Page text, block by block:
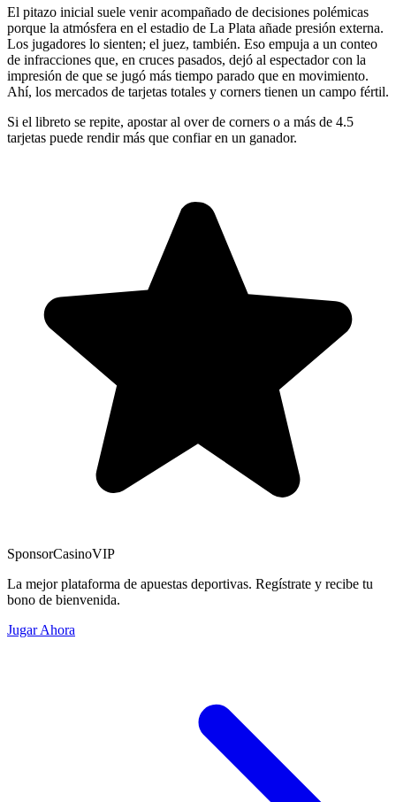
El pitazo inicial suele venir acompañado de decisiones polémicas
porque la atmósfera en el estadio de La Plata añade presión externa.
Los jugadores lo sienten; el juez, también. Eso empuja a un conteo
de infracciones que, en cruces pasados, dejó al espectador con la
impresión de que se jugó más tiempo parado que en movimiento.
Ahí, los mercados de tarjetas totales y corners tienen un campo fértil.
Si el libreto se repite, apostar al over de corners o a más de 4.5
tarjetas puede rendir más que confiar en un ganador.
SponsorCasinoVIP
La mejor plataforma de apuestas deportivas. Regístrate y recibe tu
bono de bienvenida.
Jugar Ahora